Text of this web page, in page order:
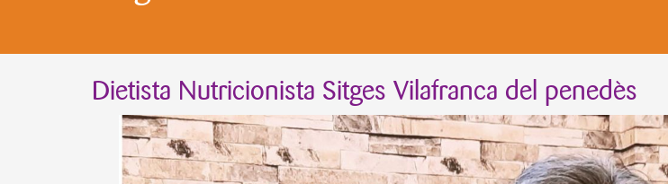
Dietista Nutricionista Sitges Vilafranca del penedès